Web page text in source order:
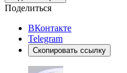
Поделиться
ВКонтакте
Telegram
Скопировать ссылку